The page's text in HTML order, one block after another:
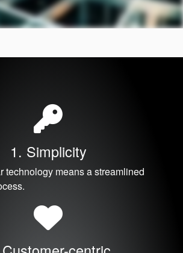
prodotto
1. Simplicity
technology means a streamlined